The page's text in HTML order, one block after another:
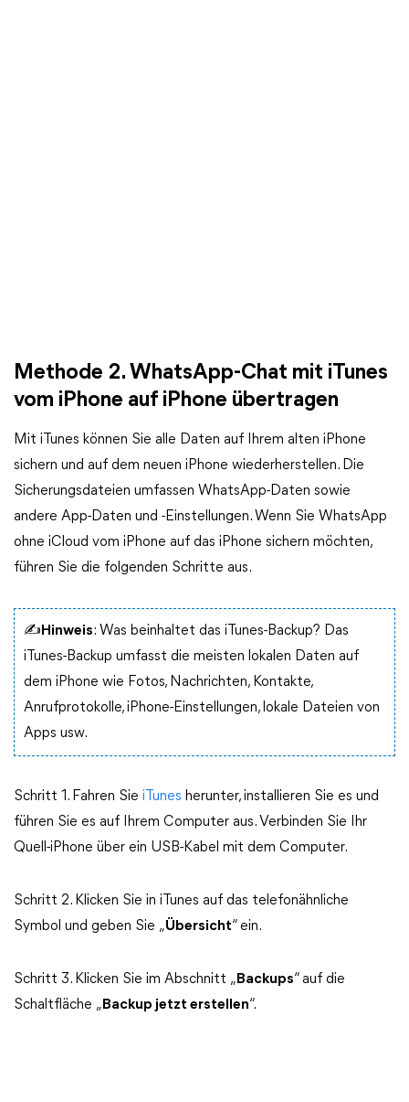
Methode 2. WhatsApp-Chat mit iTunes
vom iPhone auf iPhone übertragen
Mit iTunes können Sie alle Daten auf Ihrem alten iPhone
sichern und auf dem neuen iPhone wiederherstellen. Die
Sicherungsdateien umfassen WhatsApp-Daten sowie
andere App-Daten und -Einstellungen. Wenn Sie WhatsApp
ohne iCloud vom iPhone auf das iPhone sichern möchten,
führen Sie die folgenden Schritte aus.
✍ Hinweis: Was beinhaltet das iTunes-Backup? Das
iTunes-Backup umfasst die meisten lokalen Daten auf
dem iPhone wie Fotos, Nachrichten, Kontakte,
Anrufprotokolle, iPhone-Einstellungen, lokale Dateien von
Apps usw.
Schritt 1. Fahren Sie iTunes herunter, installieren Sie es und
führen Sie es auf Ihrem Computer aus. Verbinden Sie Ihr
Quell-iPhone über ein USB-Kabel mit dem Computer.
Schritt 2. Klicken Sie in iTunes auf das telefonähnliche
Symbol und geben Sie „Übersicht“ ein.
Schritt 3. Klicken Sie im Abschnitt „ Backups“ auf die
Schaltfläche „ Backup jetzt erstellen“.